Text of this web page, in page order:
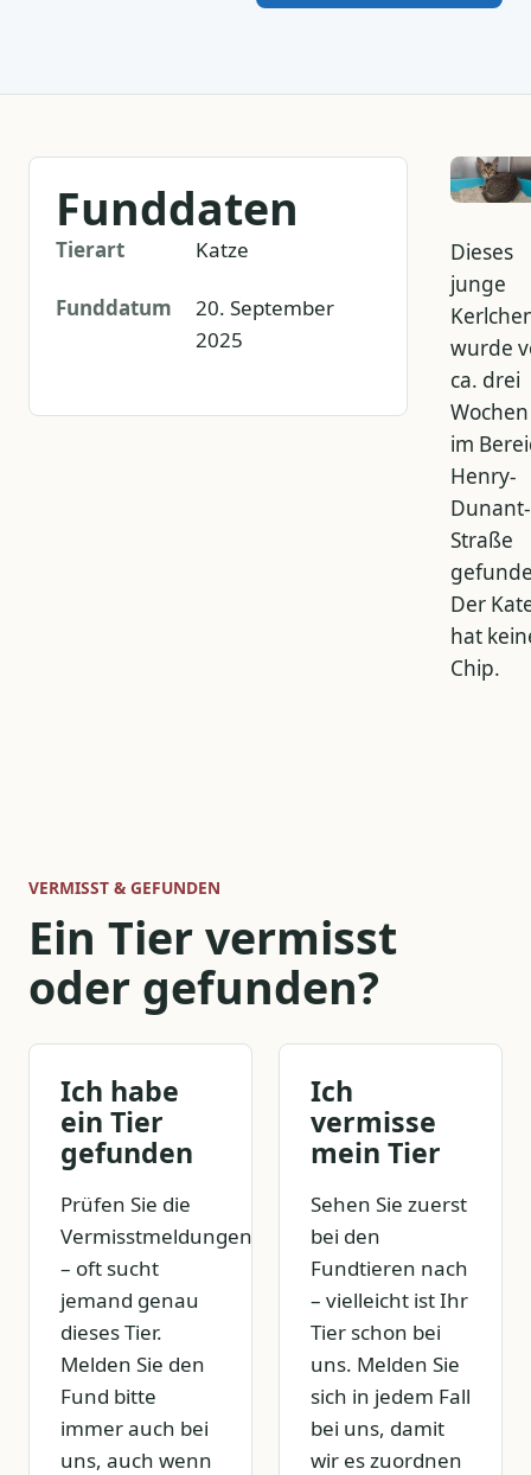
Funddaten
Tierart Katze
Funddatum
20. September
2025
Dieses
junge
wurde
ca. drei
Wochen
im
Henry-
Dunant-
Straße
Der
hat
Chip.
VERMISST & GEFUNDEN
Ein Tier vermisst
oder gefunden?
Ich habe
ein Tier
gefunden
Prüfen Sie die
Vermisstmeldungen
– oft sucht
jemand genau
dieses Tier.
Melden Sie den
Fund bitte
immer auch bei
uns, auch wenn
Ich
vermisse
mein Tier
Sehen Sie zuerst
bei den
Fundtieren nach
– vielleicht ist Ihr
Tier schon bei
uns. Melden Sie
sich in jedem Fall
bei uns, damit
wir es zuordnen